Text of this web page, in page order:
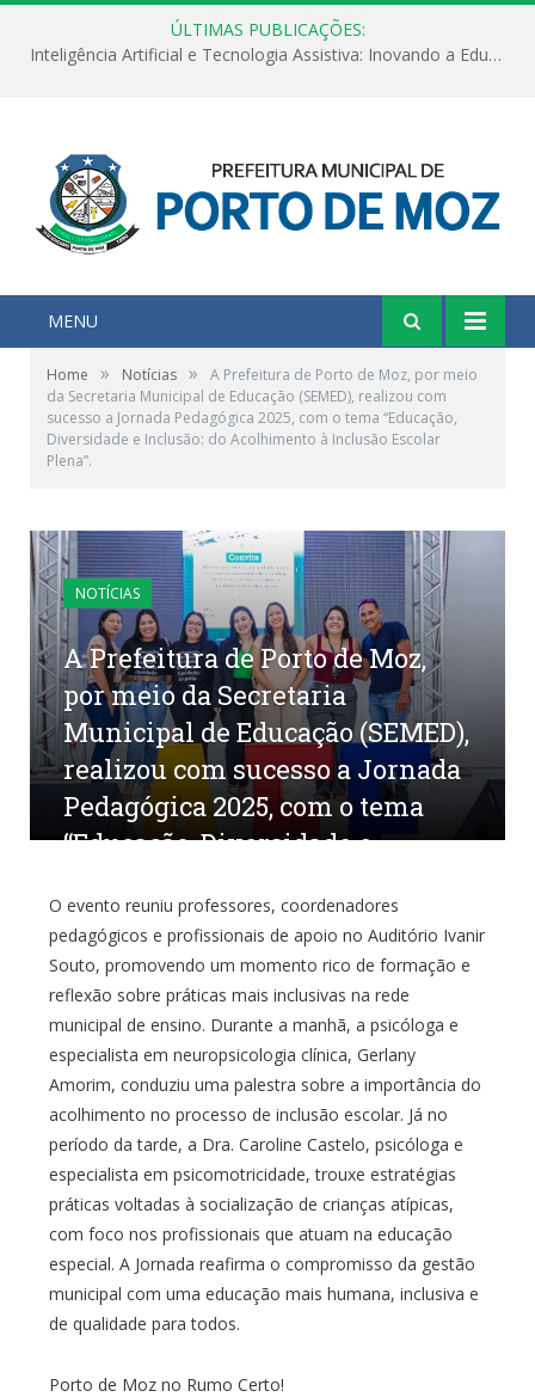
ÚLTIMAS PUBLICAÇÕES:
Inteligência Artificial e Tecnologia Assistiva: Inovando a Educação Especial e Inclusiva
MENU
Home » Notícias »
A Prefeitura de Porto de Moz, por meio
da Secretaria Municipal de Educação (SEMED), realizou com
sucesso a Jornada Pedagógica 2025, com o tema “Educação,
Diversidade e Inclusão: do Acolhimento à Inclusão Escolar
Plena”.
NOTÍCIAS
A Prefeitura de Porto de Moz,
por meio da Secretaria
Municipal de Educação (SEMED),
realizou com sucesso a Jornada
Pedagógica 2025, com o tema
“Educação, Diversidade e
Inclusão Escolar Plena”.
por CR2-ADMIN20 em 4 DE AGOSTO DE 2025
0
COMENTÁRIOS
O evento reuniu professores, coordenadores
pedagógicos e profissionais de apoio no Auditório Ivanir
Souto, promovendo um momento rico de formação e
reflexão sobre práticas mais inclusivas na rede
municipal de ensino. Durante a manhã, a psicóloga e
especialista em neuropsicologia clínica, Gerlany
Amorim, conduziu uma palestra sobre a importância do
acolhimento no processo de inclusão escolar. Já no
período da tarde, a Dra. Caroline Castelo, psicóloga e
especialista em psicomotricidade, trouxe estratégias
práticas voltadas à socialização de crianças atípicas,
com foco nos profissionais que atuam na educação
especial. A Jornada reafirma o compromisso da gestão
municipal com uma educação mais humana, inclusiva e
de qualidade para todos.
Porto de Moz no Rumo Certo!